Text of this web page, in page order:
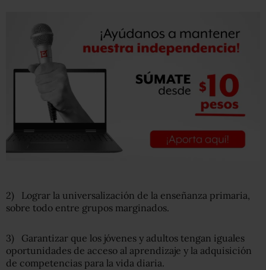
2) Lograr la universalización de la enseñanza primaria,
sobre todo entre grupos marginados.
3) Garantizar que los jóvenes y adultos tengan iguales
oportunidades de acceso al aprendizaje y la adquisición
de competencias para la vida diaria.